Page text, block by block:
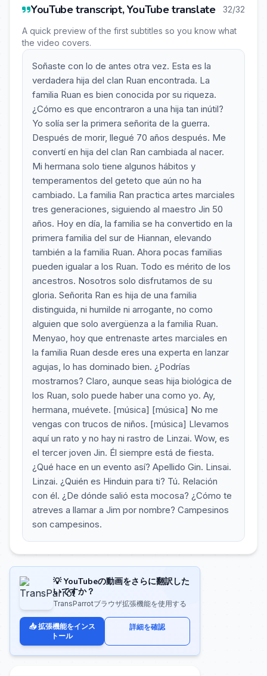
YouTube transcript, YouTube translate 32/32
A quick preview of the first subtitles so you know what
the video covers.
Soñaste con lo de antes otra vez. Esta es la
verdadera hija del clan Ruan encontrada. La
familia Ruan es bien conocida por su riqueza.
¿Cómo es que encontraron a una hija tan inútil?
Yo solía ser la primera señorita de la guerra.
Después de morir, llegué 70 años después. Me
convertí en hija del clan Ran cambiada al nacer.
Mi hermana solo tiene algunos hábitos y
temperamentos del geteto que aún no ha
cambiado. La familia Ran practica artes marciales
tres generaciones, siguiendo al maestro Jin 50
años. Hoy en día, la familia se ha convertido en la
primera familia del sur de Hiannan, elevando
también a la familia Ruan. Ahora pocas familias
pueden igualar a los Ruan. Todo es mérito de los
ancestros. Nosotros solo disfrutamos de su
gloria. Señorita Ran es hija de una familia
distinguida, ni humilde ni arrogante, no como
alguien que solo avergüenza a la familia Ruan.
Menyao, hoy que entrenaste artes marciales en
la familia Ruan desde eres una experta en lanzar
agujas, lo has dominado bien. ¿Podrías
mostrarnos? Claro, aunque seas hija biológica de
los Ruan, solo puede haber una como yo. Ay,
hermana, muévete. [música] [música] No me
vengas con trucos de niños. [música] Llevamos
aquí un rato y no hay ni rastro de Linzai. Wow, es
el tercer joven Jin. Él siempre está de fiesta.
¿Qué hace en un evento así? Apellido Gin. Linsai.
Linzai. ¿Quién es Hinduin para ti? Tú. Relación
con él. ¿De dónde salió esta mocosa? ¿Cómo te
atreves a llamar a Jim por nombre? Campesinos
son campesinos.
💡 YouTubeの動画をさらに翻訳した
いですか？
TransParrotブラウザ拡張機能を使用する
📥 拡張機能をインス
トール
詳細を確認